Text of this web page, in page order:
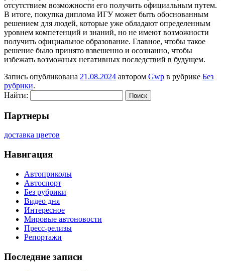
отсутствием возможности его получить официальным путем.
В итоге, покупка диплома ИГУ может быть обоснованным
решением для людей, которые уже обладают определенным
уровнем компетенций и знаний, но не имеют возможности
получить официальное образование. Главное, чтобы такое
решение было принято взвешенно и осознанно, чтобы
избежать возможных негативных последствий в будущем.
Запись опубликована 21.08.2024 автором Gwp в рубрике Без
рубрики.
Найти:
Партнеры
доставка цветов
Навигация
Автоприколы
Автоспорт
Без рубрики
Видео дня
Интересное
Мировые автоновости
Пресс-релизы
Репортажи
Последние записи